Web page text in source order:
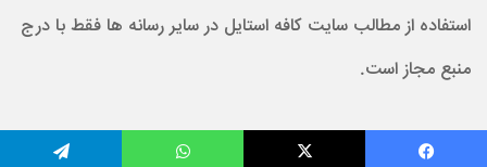
استفاده از مطالب سایت کافه استایل در سایر رسانه ها فقط با درج
منبع مجاز است.